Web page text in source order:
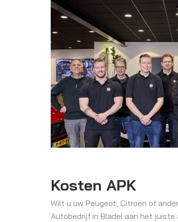
Kosten APK
Wilt u uw Peugeot, Citroën of
Autobedrijf in Bladel aan het juiste